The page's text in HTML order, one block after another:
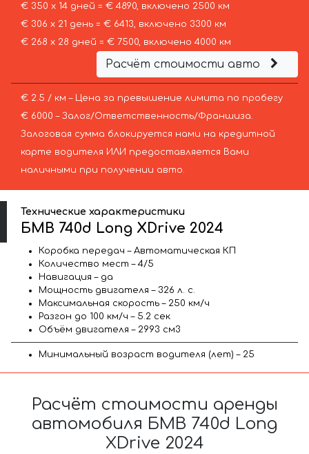
€ 350 х 14 дней = € 4890, включено 2500 км
€ 306 х 21 день = € 6413, включено 3300 км
€ 268 х 28 дней = € 7500, включено 4000 км
Расчёт стоимости авто
€ 2.5 / км – Цена за превышение лимита по пробегу
€ 6000 – Залог/Ответственность/Франшиза.
Залоговая сумма блокируется нами на кредитной
карте водителя ИЛИ предоставляется Вами
наличными при получении авто.
Технические характеристики
БМВ 740d Long XDrive 2024
Коробка передач – Автоматическая КП
Количество мест – 4/5
Навигация – да
Мощность двигателя – 326 л. с.
Максимальная скорость – 250 км/ч
Разгон до 100 км/ч – 5.2 сек
Объём двигателя – 2993 см3
Минимальный возраст водителя (лет) – 25
Расчёт стоимости аренды
автомобиля БМВ 740d Long
XDrive 2024